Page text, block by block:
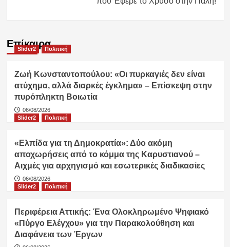
Επίκαιρα
Slider2 Πολιτική
Ζωή Κωνσταντοπούλου: «Οι πυρκαγιές δεν είναι
ατύχημα, αλλά διαρκές έγκλημα» – Επίσκεψη στην
πυρόπληκτη Βοιωτία
06/08/2026
Slider2
Πολιτική
«Ελπίδα για τη Δημοκρατία»: Δύο ακόμη
αποχωρήσεις από το κόμμα της Καρυστιανού –
Αιχμές για αρχηγισμό και εσωτερικές διαδικασίες
06/08/2026
Slider2
Πολιτική
Περιφέρεια Αττικής: Ένα Ολοκληρωμένο Ψηφιακό
«Πύργο Ελέγχου» για την Παρακολούθηση και
Διαφάνεια των Έργων